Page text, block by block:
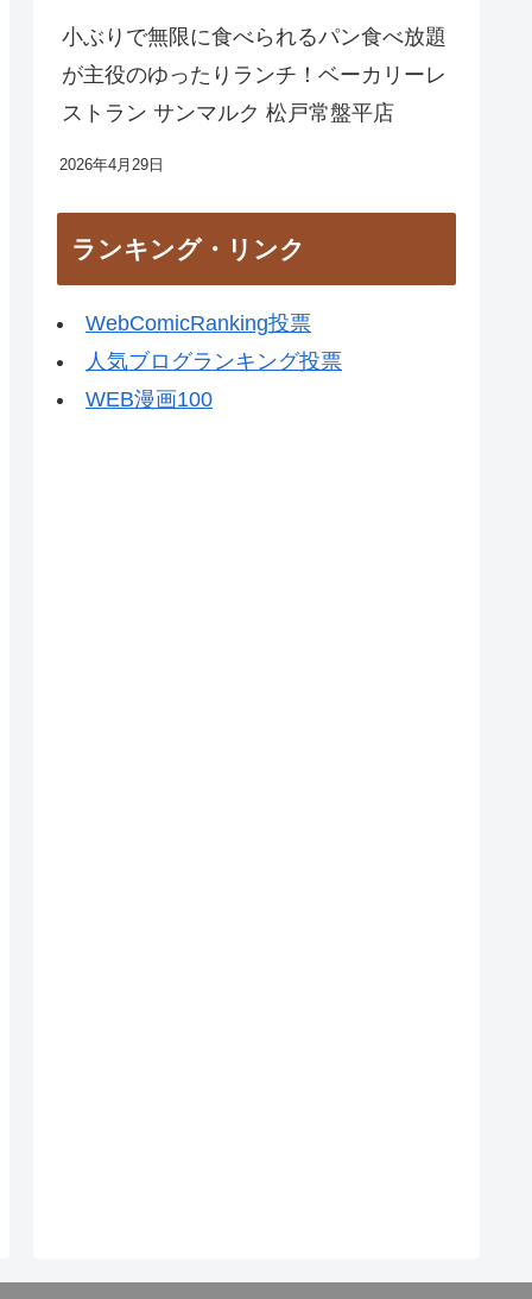
小ぶりで無限に食べられるパン食べ放題
が主役のゆったりランチ！ベーカリーレ
ストラン サンマルク 松戸常盤平店
2026年4月29日
ランキング・リンク
WebComicRanking投票
人気ブログランキング投票
WEB漫画100